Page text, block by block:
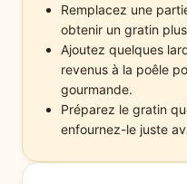
Remplacez une
obtenir un gratin
Ajoutez quelques
revenus à la poêle
gourmande.
Préparez le gratin
enfournez-le juste